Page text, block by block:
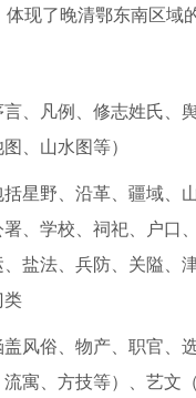
现了晚清鄂东南区域
言、凡例、修志姓氏、
、山水图等）
括星野、沿革、疆域、
、学校、祠祀、户口
盐法、兵防、关隘、
类
盖风俗、物产、职官、
流寓、方技等）、艺文